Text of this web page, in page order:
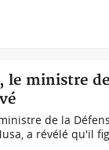
le ministre
de la
a révélé qu'il